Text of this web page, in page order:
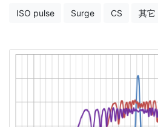
ISO pulse Surge CS 其它